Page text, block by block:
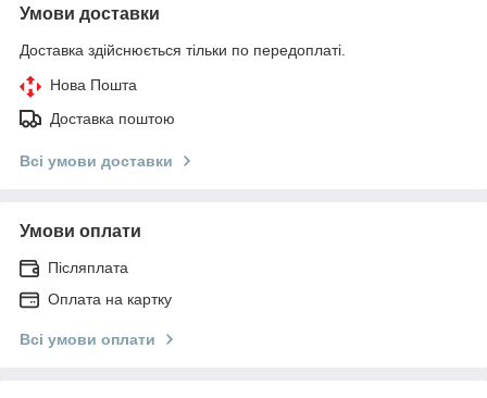
Умови доставки
Доставка здійснюється тільки по передоплаті.
Нова Пошта
Доставка поштою
Всі умови доставки
Умови оплати
Післяплата
Оплата на картку
Всі умови оплати